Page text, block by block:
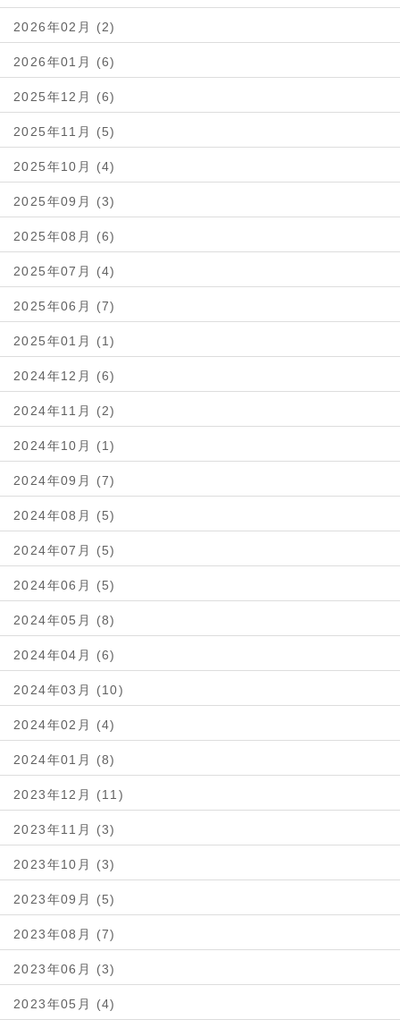
2026年02月 (2)
2026年01月 (6)
2025年12月 (6)
2025年11月 (5)
2025年10月 (4)
2025年09月 (3)
2025年08月 (6)
2025年07月 (4)
2025年06月 (7)
2025年01月 (1)
2024年12月 (6)
2024年11月 (2)
2024年10月 (1)
2024年09月 (7)
2024年08月 (5)
2024年07月 (5)
2024年06月 (5)
2024年05月 (8)
2024年04月 (6)
2024年03月 (10)
2024年02月 (4)
2024年01月 (8)
2023年12月 (11)
2023年11月 (3)
2023年10月 (3)
2023年09月 (5)
2023年08月 (7)
2023年06月 (3)
2023年05月 (4)